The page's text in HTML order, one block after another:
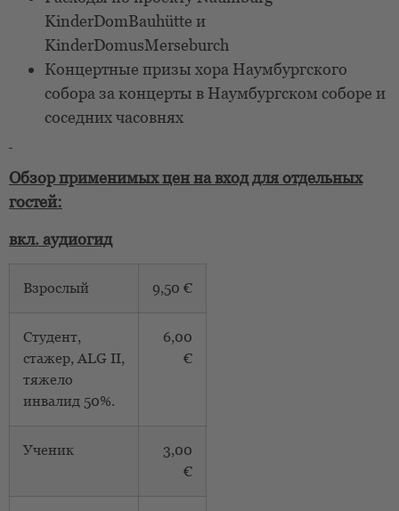
KinderDomBauhütte и
KinderDomusMerseburch
Концертные призы хора Наумбургского
собора за концерты в Наумбургском соборе и
соседних часовнях
Обзор применимых цен на вход для отдельных
гостей:
вкл. аудиогид
Взрослый 9,50 €
Студент,
стажер, ALG II,
тяжело
инвалид 50%.
6,00
€
Ученик
3,00
€